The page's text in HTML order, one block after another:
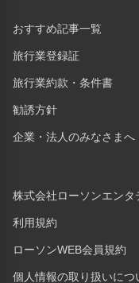
おすすめ記事一覧
旅行業登録証
旅行業約款・条件書
勧誘方針
企業・法人のみなさまへ
株式会社ローソンエンタ
利用規約
ローソンWEB会員規約
個人情報の取り扱いにつ